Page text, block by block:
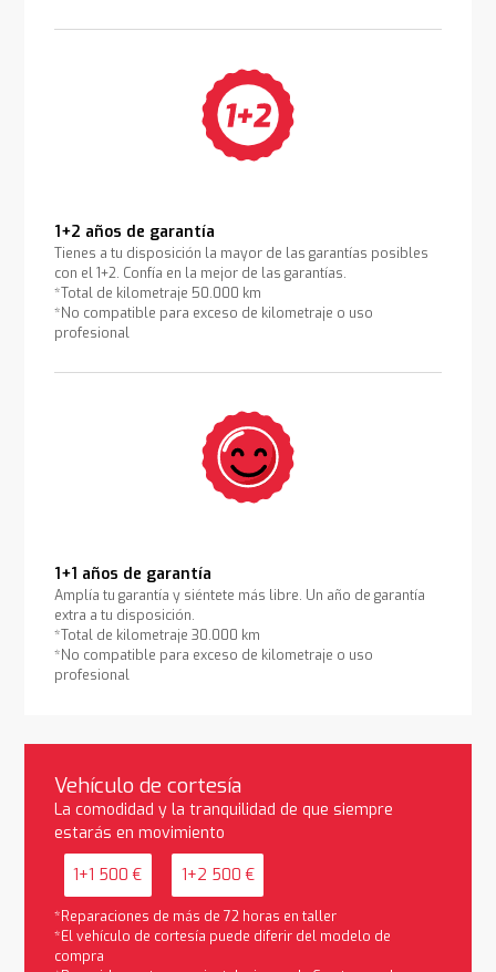
1+2 años de garantía
Tienes a tu disposición la mayor de las garantías posibles
con el 1+2. Confía en la mejor de las garantías.
*Total de kilometraje 50.000 km
*No compatible para exceso de kilometraje o uso
profesional
1+1 años de garantía
Amplía tu garantía y siéntete más libre. Un año de garantía
extra a tu disposición.
*Total de kilometraje 30.000 km
*No compatible para exceso de kilometraje o uso
profesional
Vehículo de cortesía
La comodidad y la tranquilidad de que siempre
estarás en movimiento
1+1 500 € 1+2 500 €
*Reparaciones de más de 72 horas en taller
*El vehículo de cortesía puede diferir del modelo de
compra